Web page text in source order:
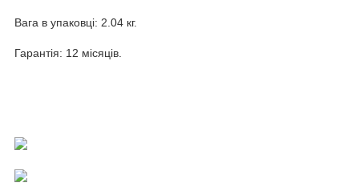
Вага в упаковці: 2.04 кг.
Гарантія: 12 місяців.